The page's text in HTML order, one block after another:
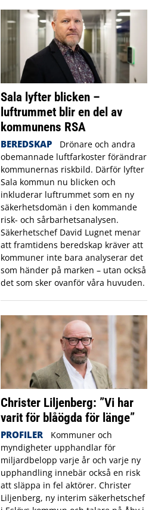
Sala lyfter blicken –
luftrummet blir en del av
kommunens RSA
BEREDSKAP
Drönare och andra
obemannade luftfarkoster förändrar
kommunernas riskbild. Därför lyfter
Sala kommun nu blicken och
inkluderar luftrummet som en ny
säkerhetsdomän i den kommande
risk- och sårbarhetsanalysen.
Säkerhetschef David Lugnet menar
att framtidens beredskap kräver att
kommuner inte bara analyserar det
som händer på marken – utan också
det som sker ovanför våra huvuden.
Christer Liljenberg: ”Vi har
varit för blåögda för länge”
PROFILER
Kommuner och
myndigheter upphandlar för
miljardbelopp varje år och varje ny
upphandling innebär också en risk
att släppa in fel aktörer. Christer
Liljenberg, ny interim säkerhetschef